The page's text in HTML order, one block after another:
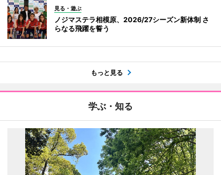
見る・遊ぶ
ノジマステラ相模原、2026/27シーズン新体制 さ
らなる飛躍を誓う
もっと見る
学ぶ・知る